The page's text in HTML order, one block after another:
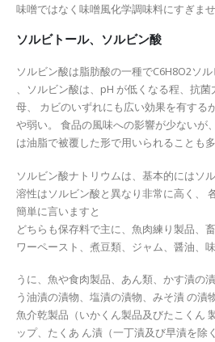
味噌ではなく味噌風化学調味料にすぎませ
ソルビトール、ソルビン酸
ソルビン酸は脂肪酸の一種でC6H8O2ソ
、ソルビン酸は、pH が低くなる程、抗
母、 カビのいずれにも広い効果を有する
や弱い。 食品の風味への影響が少ないが
は油脂で被覆した形で用いられることも多
ソルビン酸ナトリウムは、基本的にはソ
溶性はソルビン酸と異なり非常に高く、
簡単に言いますと
どちらも保存料で主に、魚肉練り製品、
ワーペースト、煮豆類、ジャム、醤油、
うに、魚や食肉製品、あん類、かす漬の
う油漬の漬物、塩漬の漬物、みそ漬 の漬
魚介乾製品（いかくん製品及びたこくん
ップ、たくあ ん漬（一丁漬及び早漬を除